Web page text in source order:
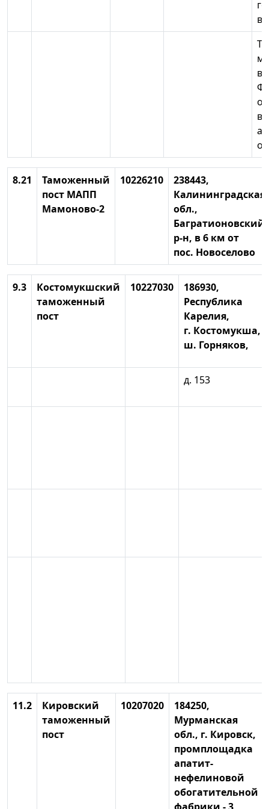
8.21
Таможенный
пост МАПП
Мамоново-2
10226210
238443,
Калининградская
обл.,
Багратионовский
р-н, в 6 км от
пос. Новоселово
9.3
Костомукшский
таможенный
пост
10227030
186930,
Республика
Карелия,
г. Костомукша,
ш. Горняков,
д. 153
11.2
Кировский
таможенный
пост
10207020
184250,
Мурманская
обл., г. Кировск,
промплощадка
апатит-
нефелиновой
обогатительной